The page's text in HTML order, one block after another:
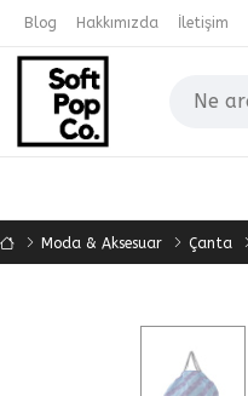
Blog Hakkımızda İletişim
Moda & Aksesuar Çanta